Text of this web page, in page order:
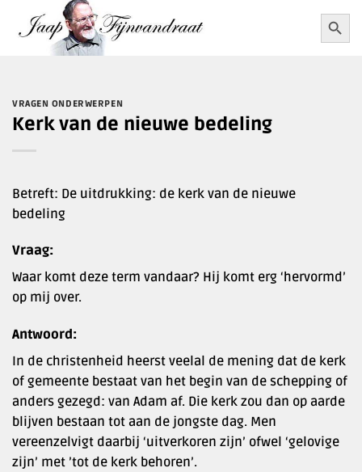
naar
Zoek
naar:
VRAGEN ONDERWERPEN
Kerk van de nieuwe bedeling
Betreft: De uitdrukking: de kerk van de nieuwe
bedeling
Vraag:
Waar komt deze term vandaar? Hij komt erg ‘hervormd’
op mij over.
Antwoord:
In de christenheid heerst veelal de mening dat de kerk
of gemeente bestaat van het begin van de schepping of
anders gezegd: van Adam af. Die kerk zou dan op aarde
blijven bestaan tot aan de jongste dag. Men
vereenzelvigt daarbij ‘uitverkoren zijn’ ofwel ‘gelovige
zijn’ met ’tot de kerk behoren’.